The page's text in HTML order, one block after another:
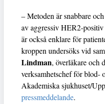
– Metoden är snabbare
av aggressiv HER2-
är också enklare för
kroppen undersöks vid
Lindman, överläkare och
verksamhetschef för blod-
Akademiska sjukhuset/
pressmeddelande.